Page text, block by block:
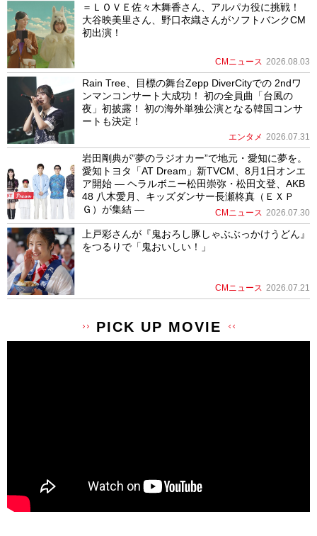
＝ＬＯＶＥ佐々木舞香さん、アルパカ役に挑戦！
大谷映美里さん、野口衣織さんがソフトバンクCM
初出演！
CMニュース 2026.08.03
Rain Tree、目標の舞台Zepp DiverCityでの 2ndワ
ンマンコンサート大成功！ 初の全員曲「台風の
夜」初披露！ 初の海外単独公演となる韓国コンサ
ートも決定！
エンタメ 2026.07.31
岩田剛典が”夢のラジオカー”で地元・愛知に夢を。
愛知トヨタ「AT Dream」新TVCM、8月1日オンエ
ア開始 ― ヘラルボニー松田崇弥・松田文登、AKB
48 八木愛月、キッズダンサー長瀬柊真（ＥＸＰ
Ｇ）が集結 ―
CMニュース 2026.07.30
上戸彩さんが『鬼おろし豚しゃぶぶっかけうどん』
をつるりで「鬼おいしい！」
CMニュース 2026.07.21
PICK UP MOVIE